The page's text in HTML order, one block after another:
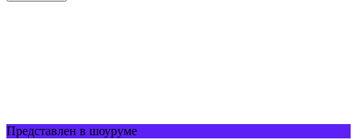
Представлен в шоуруме